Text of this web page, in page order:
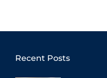
Recent Posts